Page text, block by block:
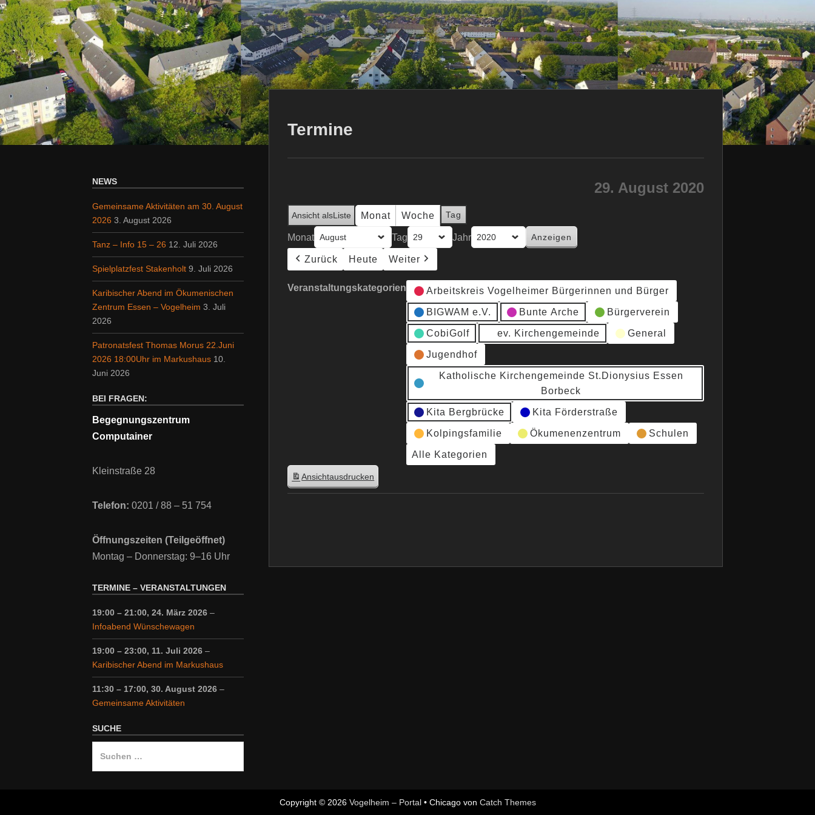
Termine
29. August 2020
Ansicht alsListe Monat Woche Tag
Monat Tag Jahr
Zurück Heute Weiter
Veranstaltungskategorien Arbeitskreis Vogelheimer Bürgerinnen und Bürger
BIGWAM e.V. Bunte Arche Bürgerverein
CobiGolf ev. Kirchengemeinde General
Jugendhof
Katholische Kirchengemeinde St.Dionysius Essen
Borbeck
Kita Bergbrücke Kita Förderstraße
Kolpingsfamilie Ökumenenzentrum Schulen
Alle Kategorien
Ansichtausdrucken
NEWS
Gemeinsame Aktivitäten am 30. August
2026 3. August 2026
Tanz – Info 15 – 26 12. Juli 2026
Spielplatzfest Stakenholt 9. Juli 2026
Karibischer Abend im Ökumenischen
Zentrum Essen – Vogelheim 3. Juli
2026
Patronatsfest Thomas Morus 22.Juni
2026 18:00Uhr im Markushaus 10.
Juni 2026
BEI FRAGEN:
Begegnungszentrum
Computainer
Kleinstraße 28
Telefon: 0201 / 88 – 51 754
Öffnungszeiten (Teilgeöffnet)
Montag – Donnerstag: 9–16 Uhr
TERMINE – VERANSTALTUNGEN
19:00 – 21:00, 24. März 2026 –
Infoabend Wünschewagen
19:00 – 23:00, 11. Juli 2026 –
Karibischer Abend im Markushaus
11:30 – 17:00, 30. August 2026 –
Gemeinsame Aktivitäten
SUCHE
Copyright © 2026 Vogelheim – Portal• Chicago von Catch Themes